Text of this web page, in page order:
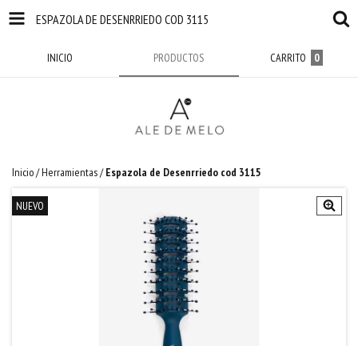
ESPAZOLA DE DESENRRIEDO COD 3115
INICIO PRODUCTOS CARRITO 0
Inicio/Herramientas/ Espazola de Desenrriedo cod 3115
NUEVO